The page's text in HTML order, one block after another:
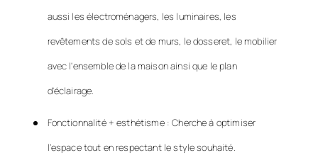
aussi les électroménagers, les luminaires, les
revêtements de sols et de murs, le dosseret, le mobilier
avec l'ensemble de la maison ainsi que le plan
d'éclairage.
Fonctionnalité + esthétisme : Cherche à optimiser
l’espace tout en respectant le style souhaité.